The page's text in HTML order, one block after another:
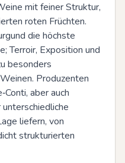
mit feiner Struktur,
roten Früchten.
die höchste
Terroir, Exposition und
besonders
Produzenten
aber auch
liefern, von
strukturierten